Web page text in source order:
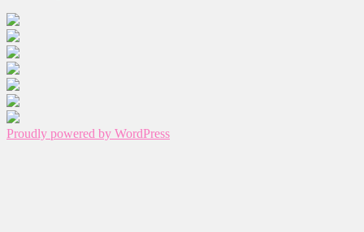
Proudly powered by WordPress